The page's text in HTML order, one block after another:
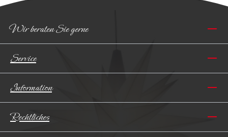
Wir beraten Sie gerne
Service
Information
Rechtliches